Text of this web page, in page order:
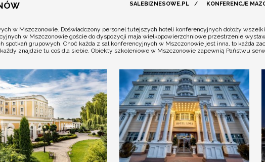
SALEBIZNESOWE.PL / KONFERENCJE
w Mszczonowie. Doświadczony personel tutejszych hoteli konferencyjnych dołoży
w Mszczonowie goście do dyspozycji maja wielkopowierzchniowe przestrzenie
spotkań grupowych. Choć każda z sal konferencyjnych w Mszczonowie jest inna, to każda
znajdzie tu coś dla siebie. Obiekty szkoleniowe w Mszczonowie zapewnią Państwu